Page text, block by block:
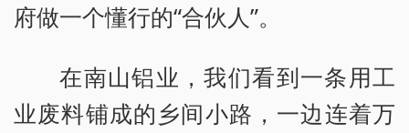
府做一个懂行的“合伙人”。
在南山铝业，我们看到一条用工
业废料铺成的乡间小路，一边连着万